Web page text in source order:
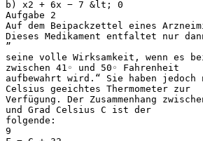
b) x2 + 6x − 7 &lt; 0
Aufgabe 2
Auf dem Beipackzettel eines
Dieses Medikament entfaltet nur
”
seine volle Wirksamkeit, wenn es
zwischen 41◦ und 50◦ Fahrenheit
aufbewahrt wird.“ Sie haben
Celsius geeichtes Thermometer zur
Verfügung. Der Zusammenhang
und Grad Celsius C ist der
folgende:
9